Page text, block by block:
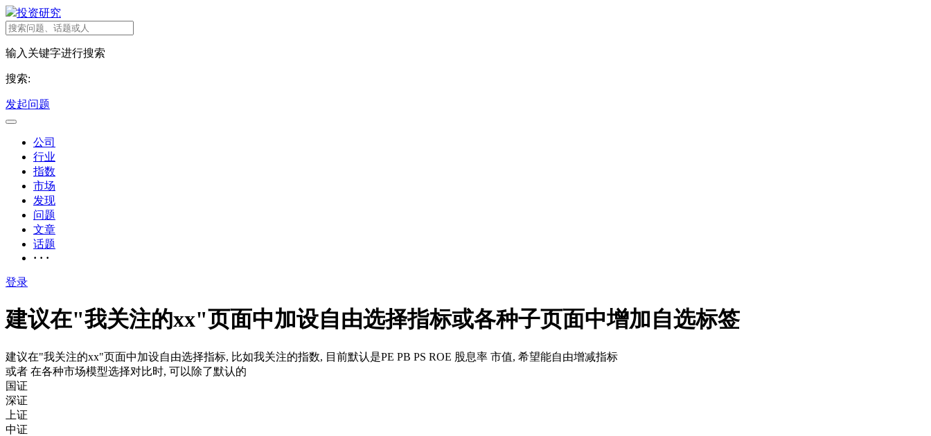
投资研究
输入关键字进行搜索
搜索:
发起问题
公司
行业
指数
市场
发现
问题
文章
话题
· · ·
登录
建议在"我关注的xx"页面中加设自由选择指标或各种子页面中增加自选标签
建议在"我关注的xx"页面中加设自由选择指标, 比如我关注的指数, 目前默认是PE PB PS ROE 股息率 市值, 希望能自由增减指标
或者 在各种市场模型选择对比时, 可以除了默认的
国证
深证
上证
中证